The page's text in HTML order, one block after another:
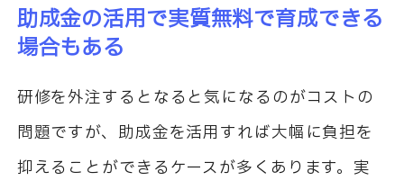
助成金の活用で実質無料で育成できる
場合もある
研修を外注するとなると気になるのがコストの
問題ですが、助成金を活用すれば大幅に負担を
抑えることができるケースが多くあります。実